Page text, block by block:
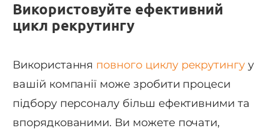
Використовуйте ефективний
цикл рекрутингу
Використання повного циклу рекрутингу у
вашій компанії може зробити процеси
підбору персоналу більш ефективними та
впорядкованими. Ви можете почати,